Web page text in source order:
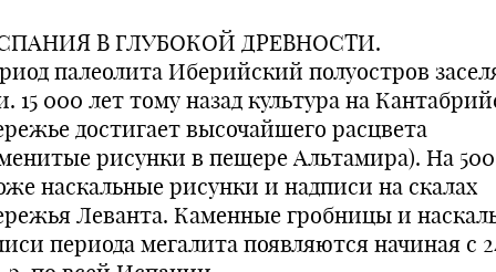
В ГЛУБОКОЙ ДРЕВНОСТИ.
палеолита Иберийский полуостров
15 000 лет тому назад культура на
достигает высочайшего расцвета
рисунки в пещере Альтамира). На
наскальные рисунки и надписи на скалах
Леванта. Каменные гробницы и
периода мегалита появляются начиная с